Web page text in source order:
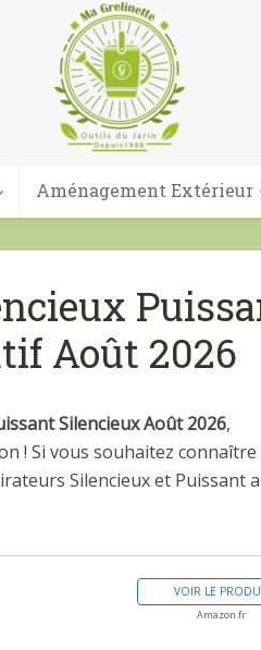
Aménagement Extérieur
Août 2026
Silencieux Août 2026,
! Si vous souhaitez connaître
Silencieux et Puissant
VOIR LE
Amazon.fr